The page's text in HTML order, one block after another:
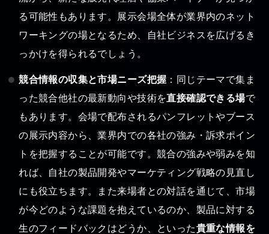
る可能性もあります。展示会場全体が業界内のネット
ワーキングの場となるため、自社ビジネスを広げるき
っかけを得られるでしょう。
競合情報の収集と市場ニーズ把握 ：同じテーマで集ま
った競合他社の最新動向や技術を直接確認できる場で
もあります。会場で配布されるパンフレットやブース
の展示内容から、業界内での各社の強み・訴求ポイン
トを把握することが可能です。競合の強みや弱みを知
れば、自社の製品開発やマーケティング戦略の見直し
にも役立ちます。また来場者との対話を通じて、市場
が今どのような課題を抱えているのか、製品に対する
生のフィードバックはどうか、といった貴重な情報を